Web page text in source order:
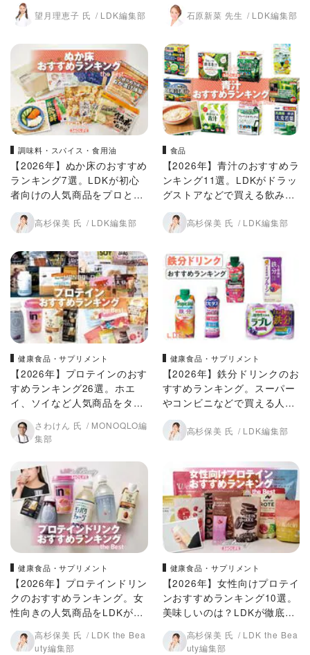
望月理恵子 氏 LDK編集部 石原新菜 先生 LDK編集部
調味料・スパイス・食用油
【2026年】ぬか床のおすすめ
ランキング7選。LDKが初心
者向けの人気商品をプロと比
較
高杉保美 氏 LDK編集部
食品
【2026年】青汁のおすすめラ
ンキング11選。LDKがドラッ
グストアなどで買える飲みや
すい人気商品をプロと比較
高杉保美 氏 LDK編集部
健康食品・サプリメント
【2026年】プロテインのおす
すめランキング26選。ホエ
イ、ソイなど人気商品をタイ
プ別にプロと徹底比較
さわけん 氏
MONOQLO編
集部
健康食品・サプリメント
【2026年】鉄分ドリンクのお
すすめランキング。スーパー
やコンビニなどで買える人気
商品をLDKがプロと比較
高杉保美 氏 LDK編集部
健康食品・サプリメント
【2026年】プロテインドリン
クのおすすめランキング。女
性向きの人気商品をLDKが比
高杉保美 氏
LDK the Bea
uty編集部
健康食品・サプリメント
【2026年】女性向けプロテイ
ンおすすめランキング10選。
美味しいのは？LDKが徹底比
高杉保美 氏
LDK the Bea
uty編集部